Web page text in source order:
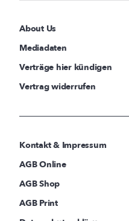
About Us
Mediadaten
Verträge hier kündigen
Vertrag widerrufen
Kontakt & Impressum
AGB Online
AGB Shop
AGB Print